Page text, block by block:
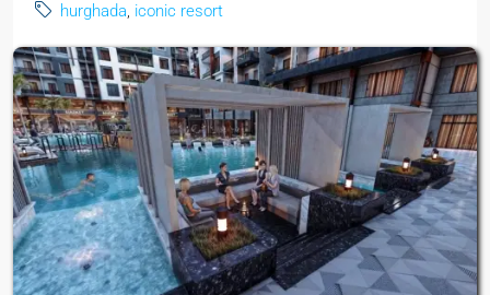
hurghada, iconic resort